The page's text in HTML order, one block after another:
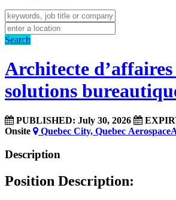
Search
Architecte d’affaires
solutions
PUBLISHED: July 30, 2026
Onsite
Quebec City, Quebec Aerospace
Description
Position Description: